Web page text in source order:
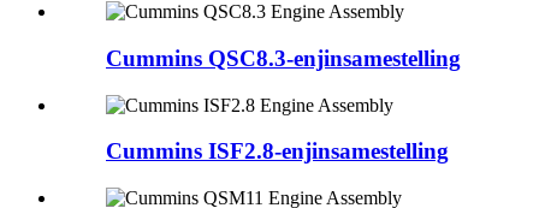
Cummins QSC8.3-enjinsamestelling
Cummins ISF2.8-enjinsamestelling